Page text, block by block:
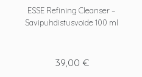
ESSE Refining Cleanser –
Savipuhdistusvoide 100 ml
39,00 €